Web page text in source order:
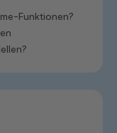
Funktionen?